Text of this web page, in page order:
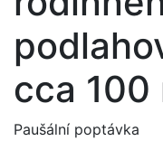
cca 100
Paušální poptávka